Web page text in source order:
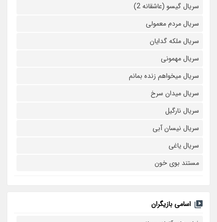
سریال گیسو (عاشقانه 2)
سریال مردم معمولی
سریال ملکه گدایان
سریال مهمونی
سریال میخواهم زنده بمانم
سریال میدان سرخ
سریال نارگیل
سریال نیسان آبی
سریال یاغی
مستند بوی خون
اسامی بازیگران